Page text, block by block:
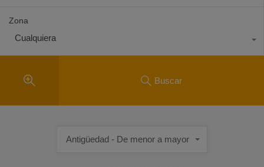
Zona
Cualquiera
Buscar
Antigüedad - De menor a mayor